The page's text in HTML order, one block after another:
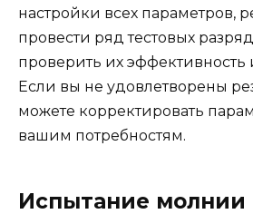
настройки всех параметров,
провести ряд тестовых
проверить их эффективность
Если вы не удовлетворены
можете корректировать
вашим потребностям.
Испытание молнии